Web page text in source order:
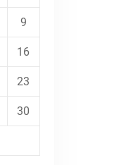
9
16
23
30